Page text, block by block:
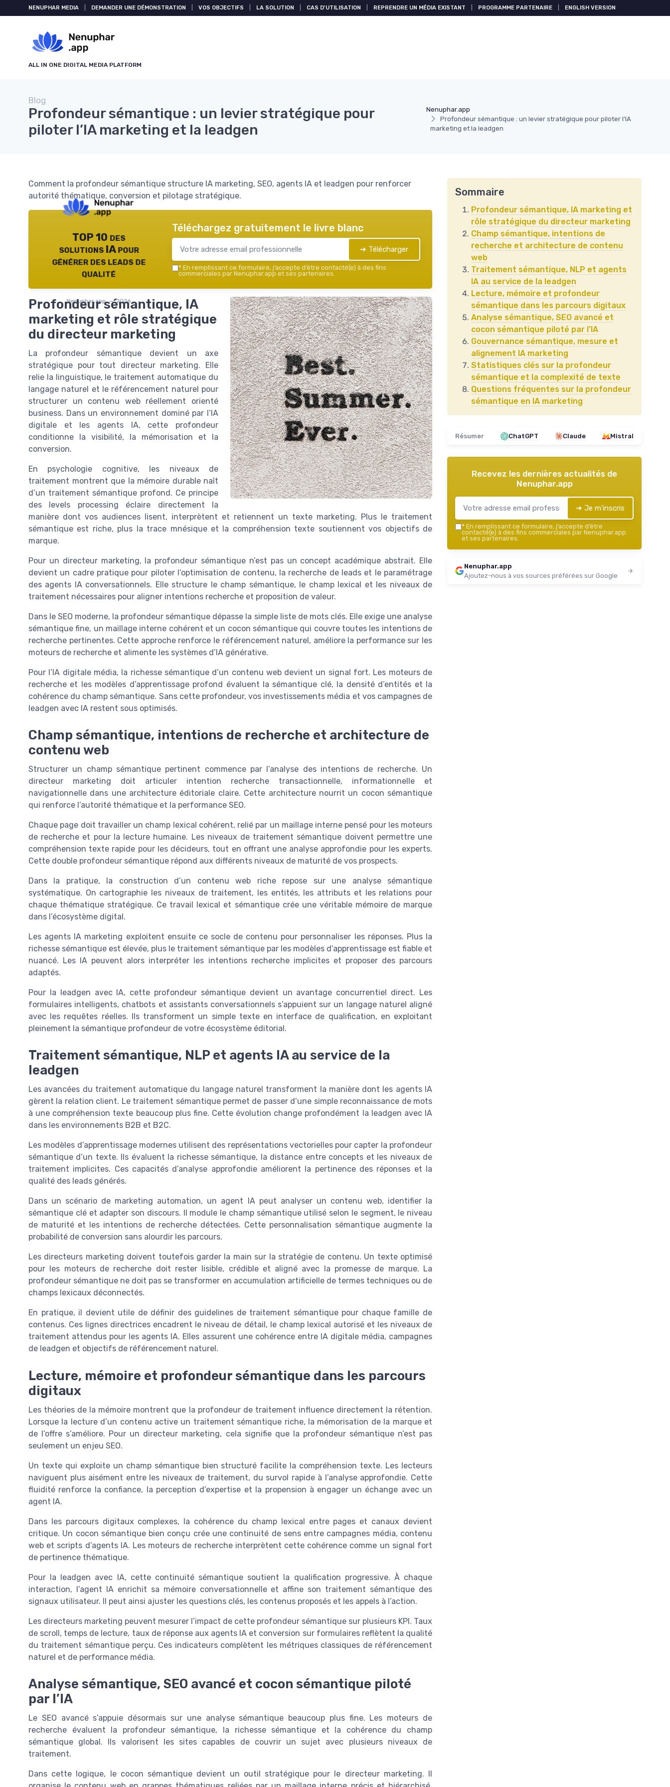
NENUPHAR MEDIA DEMANDER UNE DÉMONSTRATION VOS OBJECTIFS LA SOLUTION CAS D'UTILISATION REPRENDRE UN MÉDIA EXISTANT PROGRAMME PARTENAIRE ENGLISH VERSION
ALL IN ONE DIGITAL MEDIA PLATFORM
Nenuphar.app
Profondeur sémantique : un levier stratégique pour piloter l’IA
marketing et la leadgen
Blog
Profondeur sémantique : un levier stratégique pour
piloter l’IA marketing et la leadgen
Comment la profondeur sémantique structure IA marketing, SEO, agents IA et leadgen pour renforcer
autorité thématique, conversion et pilotage stratégique.
TOP 10 des
solutions IA pour
générer des leads de
qualité
Nenuphar.app — 2026
Téléchargez gratuitement le livre blanc
➔ Télécharger
* En remplissant ce formulaire, j’accepte d’être contacté(e) à des fins
commerciales par Nenuphar.app et ses partenaires.
Profondeur sémantique, IA
marketing et rôle stratégique
du directeur marketing
La profondeur sémantique devient un axe
stratégique pour tout directeur marketing. Elle
relie la linguistique, le traitement automatique du
langage naturel et le référencement naturel pour
structurer un contenu web réellement orienté
business. Dans un environnement dominé par l’IA
digitale et les agents IA, cette profondeur
conditionne la visibilité, la mémorisation et la
conversion.
En psychologie cognitive, les niveaux de
traitement montrent que la mémoire durable naît
d’un traitement sémantique profond. Ce principe
des levels processing éclaire directement la
manière dont vos audiences lisent, interprètent et retiennent un texte marketing. Plus le traitement
sémantique est riche, plus la trace mnésique et la compréhension texte soutiennent vos objectifs de
marque.
Pour un directeur marketing, la profondeur sémantique n’est pas un concept académique abstrait. Elle
devient un cadre pratique pour piloter l’optimisation de contenu, la recherche de leads et le paramétrage
des agents IA conversationnels. Elle structure le champ sémantique, le champ lexical et les niveaux de
traitement nécessaires pour aligner intentions recherche et proposition de valeur.
Dans le SEO moderne, la profondeur sémantique dépasse la simple liste de mots clés. Elle exige une analyse
sémantique fine, un maillage interne cohérent et un cocon sémantique qui couvre toutes les intentions de
recherche pertinentes. Cette approche renforce le référencement naturel, améliore la performance sur les
moteurs de recherche et alimente les systèmes d’IA générative.
Pour l’IA digitale média, la richesse sémantique d’un contenu web devient un signal fort. Les moteurs de
recherche et les modèles d’apprentissage profond évaluent la sémantique clé, la densité d’entités et la
cohérence du champ sémantique. Sans cette profondeur, vos investissements média et vos campagnes de
leadgen avec IA restent sous optimisés.
Champ sémantique, intentions de recherche et architecture de
contenu web
Structurer un champ sémantique pertinent commence par l’analyse des intentions de recherche. Un
directeur marketing doit articuler intention recherche transactionnelle, informationnelle et
navigationnelle dans une architecture éditoriale claire. Cette architecture nourrit un cocon sémantique
qui renforce l’autorité thématique et la performance SEO.
Chaque page doit travailler un champ lexical cohérent, relié par un maillage interne pensé pour les moteurs
de recherche et pour la lecture humaine. Les niveaux de traitement sémantique doivent permettre une
compréhension texte rapide pour les décideurs, tout en offrant une analyse approfondie pour les experts.
Cette double profondeur sémantique répond aux différents niveaux de maturité de vos prospects.
Dans la pratique, la construction d’un contenu web riche repose sur une analyse sémantique
systématique. On cartographie les niveaux de traitement, les entités, les attributs et les relations pour
chaque thématique stratégique. Ce travail lexical et sémantique crée une véritable mémoire de marque
dans l’écosystème digital.
Les agents IA marketing exploitent ensuite ce socle de contenu pour personnaliser les réponses. Plus la
richesse sémantique est élevée, plus le traitement sémantique par les modèles d’apprentissage est fiable et
nuancé. Les IA peuvent alors interpréter les intentions recherche implicites et proposer des parcours
adaptés.
Pour la leadgen avec IA, cette profondeur sémantique devient un avantage concurrentiel direct. Les
formulaires intelligents, chatbots et assistants conversationnels s’appuient sur un langage naturel aligné
avec les requêtes réelles. Ils transforment un simple texte en interface de qualification, en exploitant
pleinement la sémantique profondeur de votre écosystème éditorial.
Traitement sémantique, NLP et agents IA au service de la
leadgen
Les avancées du traitement automatique du langage naturel transforment la manière dont les agents IA
gèrent la relation client. Le traitement sémantique permet de passer d’une simple reconnaissance de mots
à une compréhension texte beaucoup plus fine. Cette évolution change profondément la leadgen avec IA
dans les environnements B2B et B2C.
Les modèles d’apprentissage modernes utilisent des représentations vectorielles pour capter la profondeur
sémantique d’un texte. Ils évaluent la richesse sémantique, la distance entre concepts et les niveaux de
traitement implicites. Ces capacités d’analyse approfondie améliorent la pertinence des réponses et la
qualité des leads générés.
Dans un scénario de marketing automation, un agent IA peut analyser un contenu web, identifier la
sémantique clé et adapter son discours. Il module le champ sémantique utilisé selon le segment, le niveau
de maturité et les intentions de recherche détectées. Cette personnalisation sémantique augmente la
probabilité de conversion sans alourdir les parcours.
Les directeurs marketing doivent toutefois garder la main sur la stratégie de contenu. Un texte optimisé
pour les moteurs de recherche doit rester lisible, crédible et aligné avec la promesse de marque. La
profondeur sémantique ne doit pas se transformer en accumulation artificielle de termes techniques ou de
champs lexicaux déconnectés.
En pratique, il devient utile de définir des guidelines de traitement sémantique pour chaque famille de
contenus. Ces lignes directrices encadrent le niveau de détail, le champ lexical autorisé et les niveaux de
traitement attendus pour les agents IA. Elles assurent une cohérence entre IA digitale média, campagnes
de leadgen et objectifs de référencement naturel.
Lecture, mémoire et profondeur sémantique dans les parcours
digitaux
Les théories de la mémoire montrent que la profondeur de traitement influence directement la rétention.
Lorsque la lecture d’un contenu active un traitement sémantique riche, la mémorisation de la marque et
de l’offre s’améliore. Pour un directeur marketing, cela signifie que la profondeur sémantique n’est pas
seulement un enjeu SEO.
Un texte qui exploite un champ sémantique bien structuré facilite la compréhension texte. Les lecteurs
naviguent plus aisément entre les niveaux de traitement, du survol rapide à l’analyse approfondie. Cette
fluidité renforce la confiance, la perception d’expertise et la propension à engager un échange avec un
agent IA.
Dans les parcours digitaux complexes, la cohérence du champ lexical entre pages et canaux devient
critique. Un cocon sémantique bien conçu crée une continuité de sens entre campagnes média, contenu
web et scripts d’agents IA. Les moteurs de recherche interprètent cette cohérence comme un signal fort
de pertinence thématique.
Pour la leadgen avec IA, cette continuité sémantique soutient la qualification progressive. À chaque
interaction, l’agent IA enrichit sa mémoire conversationnelle et affine son traitement sémantique des
signaux utilisateur. Il peut ainsi ajuster les questions clés, les contenus proposés et les appels à l’action.
Les directeurs marketing peuvent mesurer l’impact de cette profondeur sémantique sur plusieurs KPI. Taux
de scroll, temps de lecture, taux de réponse aux agents IA et conversion sur formulaires reflètent la qualité
du traitement sémantique perçu. Ces indicateurs complètent les métriques classiques de référencement
naturel et de performance média.
Analyse sémantique, SEO avancé et cocon sémantique piloté
par l’IA
Le SEO avancé s’appuie désormais sur une analyse sémantique beaucoup plus fine. Les moteurs de
recherche évaluent la profondeur sémantique, la richesse sémantique et la cohérence du champ
sémantique global. Ils valorisent les sites capables de couvrir un sujet avec plusieurs niveaux de
traitement.
Dans cette logique, le cocon sémantique devient un outil stratégique pour le directeur marketing. Il
Sommaire
Profondeur sémantique, IA marketing et
rôle stratégique du directeur marketing
Champ sémantique, intentions de
recherche et architecture de contenu
web
Traitement sémantique, NLP et agents
IA au service de la leadgen
Lecture, mémoire et profondeur
sémantique dans les parcours digitaux
Analyse sémantique, SEO avancé et
cocon sémantique piloté par l’IA
Gouvernance sémantique, mesure et
alignement IA marketing
Statistiques clés sur la profondeur
sémantique et la complexité de texte
Questions fréquentes sur la profondeur
sémantique en IA marketing
Résumer ChatGPT Claude Mistral
Recevez les dernières actualités de
Nenuphar.app
➔ Je m'inscris
* En remplissant ce formulaire, j’accepte d’être
contacté(e) à des fins commerciales par Nenuphar.app
et ses partenaires.
Nenuphar.app
Ajoutez-nous à vos sources préférées sur Google